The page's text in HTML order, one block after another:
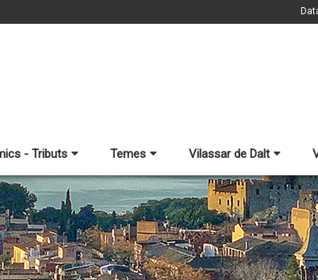
- Tributs Temes Vilassar de Dalt